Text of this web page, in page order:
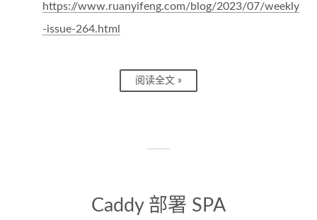
https://www.ruanyifeng.com/blog/2023/07/weekly
-issue-264.html
阅读全文 »
Caddy 部署 SPA